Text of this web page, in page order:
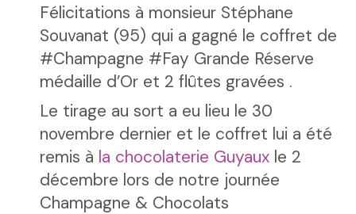
Félicitations à monsieur Stéphane
Souvanat (95) qui a gagné le coffret de
#Champagne #Fay Grande Réserve
médaille d’Or et 2 flûtes gravées .
Le tirage au sort a eu lieu le 30
novembre dernier et le coffret lui a été
remis à la chocolaterie Guyaux le 2
décembre lors de notre journée
Champagne & Chocolats